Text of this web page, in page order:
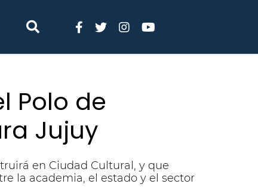
Polo de
Jujuy
en Ciudad Cultural, y que
la academia, el estado y el sector